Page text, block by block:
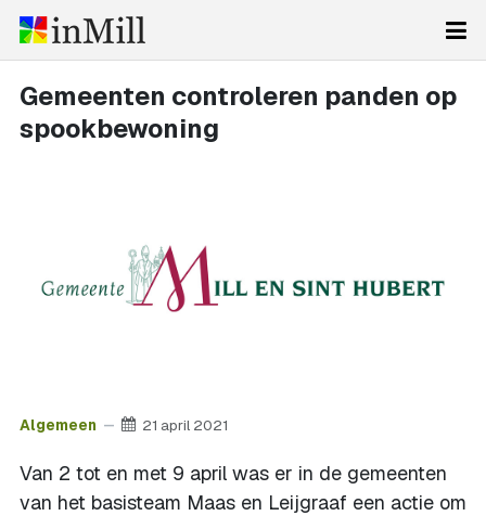
Gemeenten controleren panden op
spookbewoning
Algemeen 21 april 2021
Van 2 tot en met 9 april was er in de gemeenten
van het basisteam Maas en Leijgraaf een actie om